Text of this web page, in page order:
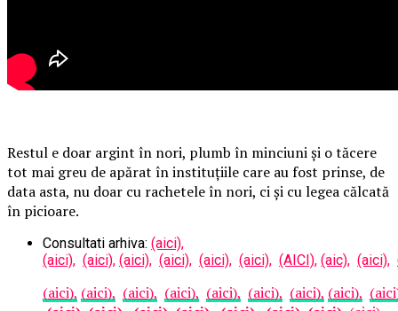
Restul e doar argint în nori, plumb în minciuni și o tăcere
tot mai greu de apărat în instituțiile care au fost prinse, de
data asta, nu doar cu rachetele în nori, ci și cu legea călcată
în picioare.
Consultati arhiva: (aici),
(aici), (aici), (aici), (aici), (aici), (aici), (AICI), (aic), (aici),
(aici), (aici), (aici), (aici), (aici), (aici), (aici), (aici),